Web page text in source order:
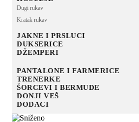
Dugi rukav
Kratak rukav
JAKNE I PRSLUCI
DUKSERICE
DŽEMPERI
PANTALONE I FARMERICE
TRENERKE
ŠORCEVI I BERMUDE
DONJI VEŠ
DODACI